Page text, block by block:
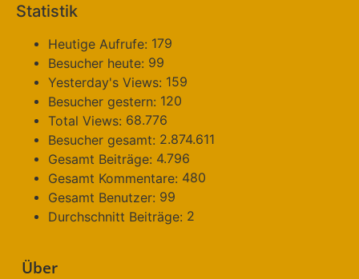
Statistik
Heutige Aufrufe: 179
Besucher heute: 99
Yesterday's Views: 159
Besucher gestern: 120
Total Views: 68.776
Besucher gesamt: 2.874.611
Gesamt Beiträge: 4.796
Gesamt Kommentare: 480
Gesamt Benutzer: 99
Durchschnitt Beiträge: 2
Über